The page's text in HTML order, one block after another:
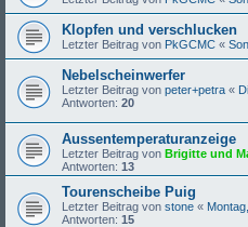
Klopfen und verschlucken
Letzter Beitrag von PkGCMC «
Nebelscheinwerfer
Letzter Beitrag von peter+petra «
Antworten: 20
Aussentemperaturanzeige
Letzter Beitrag von Brigitte und
Antworten: 13
Tourenscheibe Puig
Letzter Beitrag von stone «
Antworten: 15